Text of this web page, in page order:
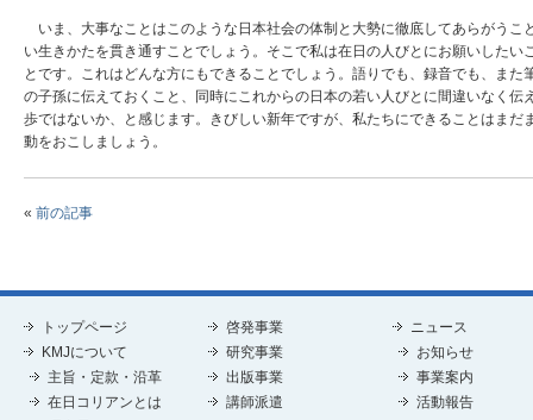
いま、大事なことはこのような日本社会の体制と大勢に徹底してあらがう
い生きかたを貫き通すことでしょう。そこで私は在日の人びとにお願いした
とです。これはどんな方にもできることでしょう。語りでも、録音でも、ま
の子孫に伝えておくこと、同時にこれからの日本の若い人びとに間違いなく
歩ではないか、と感じます。きびしい新年ですが、私たちにできることはま
動をおこしましょう。
« 前の記事
トップページ
KMJについて
主旨・定款・沿革
在日コリアンとは
啓発事業
研究事業
出版事業
講師派遣
ニュース
お知らせ
事業案内
活動報告